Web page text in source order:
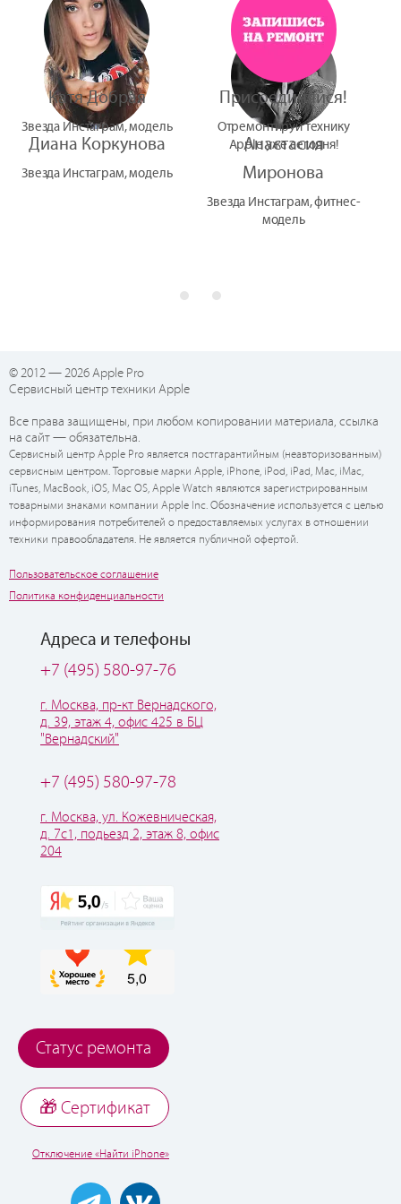
Диана Коркунова
Звезда Инстаграм, модель
Анастасия
Миронова
Звезда Инстаграм, фитнес-
модель
Катя Добрая
Звезда Инстаграм, модель
Присоединяйся!
Отремонтируй технику
Apple уже сегодня!
© 2012 — 2026 Apple Pro
Сервисный центр техники Apple
Все права защищены, при любом копировании материала, ссылка
на сайт — обязательна.
Сервисный центр Apple Pro является постгарантийным (неавторизованным)
сервисным центром. Торговые марки Apple, iPhone, iPod, iPad, Mac, iMac,
iTunes, MacBook, iOS, Mac OS, Apple Watch являются зарегистрированным
товарными знаками компании Apple Inc. Обозначение используется с целью
информирования потребителей о предоставляемых услугах в отношении
техники правообладателя. Не является публичной офертой.
Пользовательское соглашение
Политика конфиденциальности
Адреса и телефоны
+7 (495) 580-97-76
г. Москва, пр-кт Вернадского,
д. 39, этаж 4, офис 425 в БЦ
"Вернадский"
+7 (495) 580-97-78
г. Москва, ул. Кожевническая,
д. 7с1, подьезд 2, этаж 8, офис
204
Статус ремонта
🎁 Cертификат
Отключение «Найти iPhone»